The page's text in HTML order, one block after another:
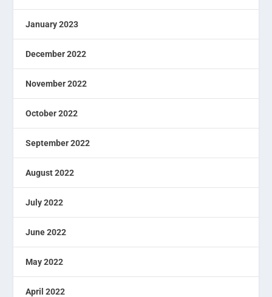
January 2023
December 2022
November 2022
October 2022
September 2022
August 2022
July 2022
June 2022
May 2022
April 2022